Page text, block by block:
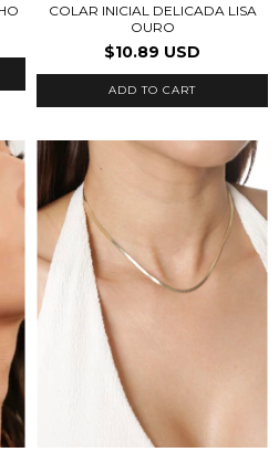
COLAR INICIAL DELICADA LISA
OURO
$10.89 USD
ADD TO CART